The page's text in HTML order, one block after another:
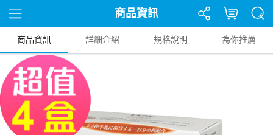
商品資訊
商品資訊 詳細介紹 規格說明 為你推薦